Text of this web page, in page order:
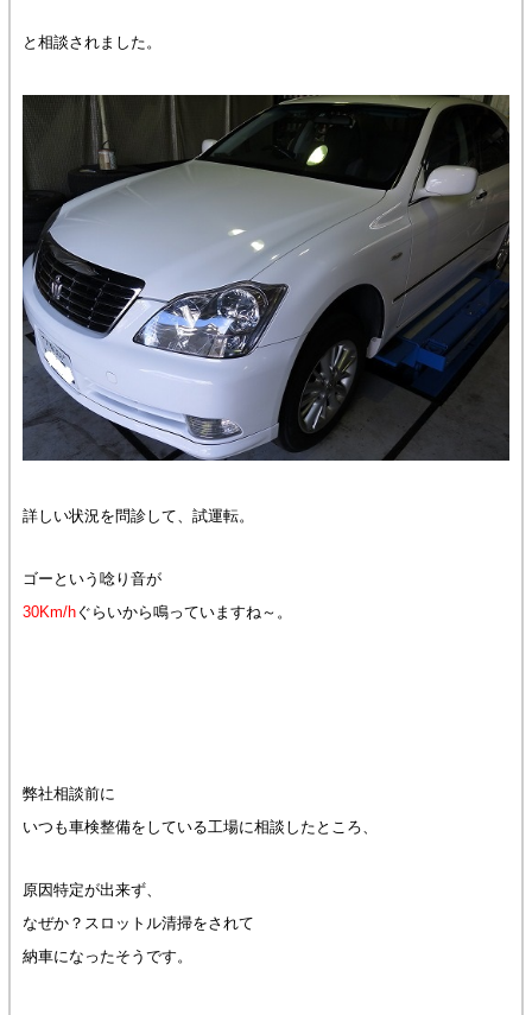
と相談されました。
詳しい状況を問診して、試運転。
ゴーという唸り音が
30Km/hぐらいから鳴っていますね～。
弊社相談前に
いつも車検整備をしている工場に相談したところ、
原因特定が出来ず、
なぜか？スロットル清掃をされて
納車になったそうです。